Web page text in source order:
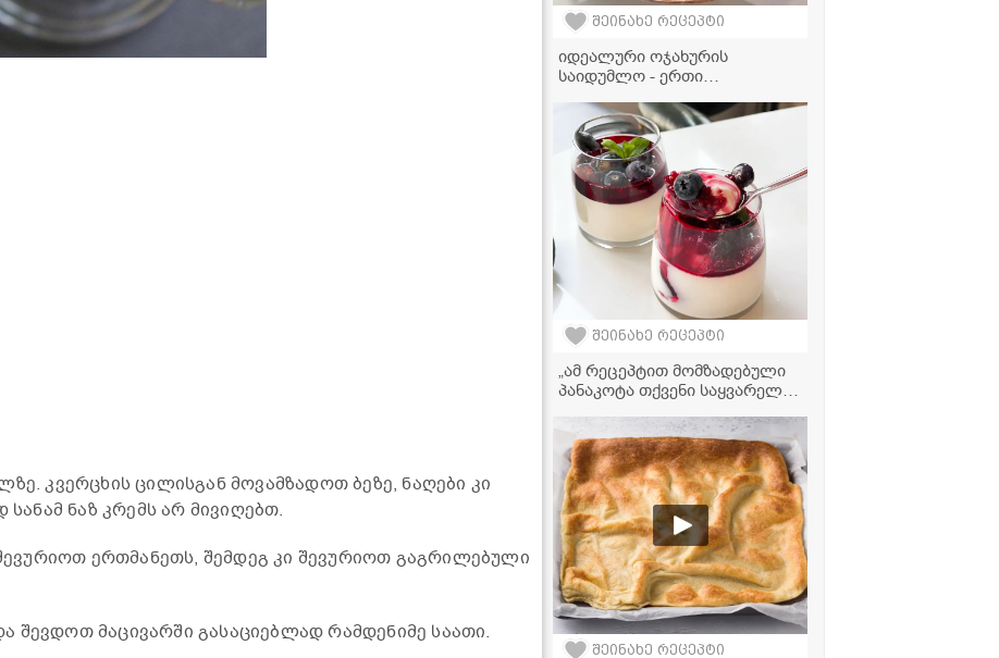
კვერცხის ცილისგან მოვამზადოთ ბეზე, ნაღები კი
ნაზ კრემს არ მივიღებთ.
ერთმანეთს, შემდეგ კი შევურიოთ გაგრილებული
შევდოთ მაცივარში გასაციებლად რამდენიმე საათი.
შეინახე რეცეპტი
იდეალური ოჯახურის
საიდუმლო - ერთი
კერძს რესტორნის გემოს
აძლევს!
შეინახე რეცეპტი
„ამ რეცეპტით მომზადებული
პანაკოტა თქვენი საყვარელი
მკითხველის რეცეპტი
შეინახე რეცეპტი